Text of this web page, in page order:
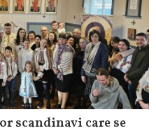
scandinavi care se